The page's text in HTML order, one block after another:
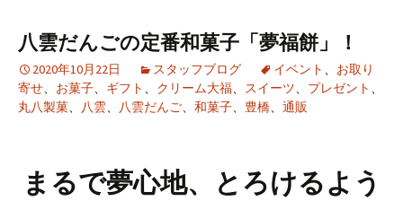
八雲だんごの定番和菓子「夢福餅」！
2020年10月22日 スタッフブログ イベント 、 お取り
寄せ、 お菓子、 ギフト 、 クリーム大福、 スイーツ、 プレゼント 、
丸八製菓、 八雲、 八雲だんご、 和菓子、 豊橋、 通販
まるで夢心地、とろけるよう